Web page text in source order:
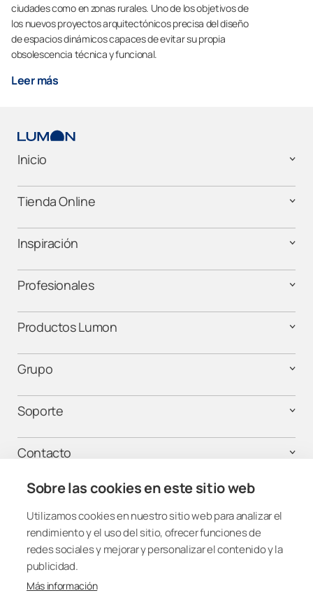
Sobre las cookies en este sitio web
Utilizamos cookies en nuestro sitio web para analizar el
rendimiento y el uso del sitio, ofrecer funciones de
redes sociales y mejorar y personalizar el contenido y la
publicidad.
Más información
ciudades como en zonas rurales. Uno de los objetivos de
los nuevos proyectos arquitectónicos precisa del diseño
de espacios dinámicos capaces de evitar su propia
obsolescencia técnica y funcional.
Leer más
Inicio
Tienda Online
Inspiración
Profesionales
Productos Lumon
Grupo
Soporte
Contacto
¡Mantente conectado!